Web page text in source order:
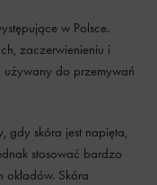
w Polsce.
zaczerwienieniu i
używany do przemywań
gdy skóra jest napięta,
stosować bardzo
Skóra